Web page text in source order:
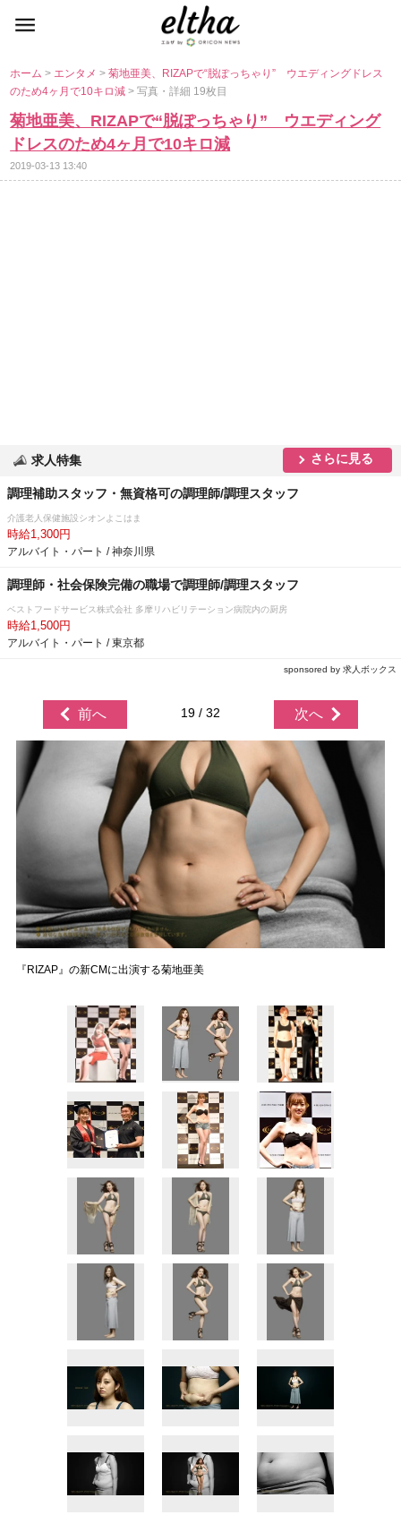
ホーム> エンタメ>菊地亜美、RIZAPで“脱ぽっちゃり” ウエディングドレス
のため4ヶ月で10キロ減> 写真・詳細 19枚目
菊地亜美、RIZAPで“脱ぽっちゃり” ウエディング
ドレスのため4ヶ月で10キロ減
2019-03-13 13:40
求人特集 さらに見る
調理補助スタッフ・無資格可の調理師/調理スタッフ
介護老人保健施設シオンよこはま
時給1,300円
アルバイト・パート / 神奈川県
調理師・社会保険完備の職場で調理師/調理スタッフ
ベストフードサービス株式会社 多摩リハビリテーション病院内の厨房
時給1,500円
アルバイト・パート / 東京都
sponsored by 求人ボックス
前へ 19 / 32 次へ
『RIZAP』の新CMに出演する菊地亜美